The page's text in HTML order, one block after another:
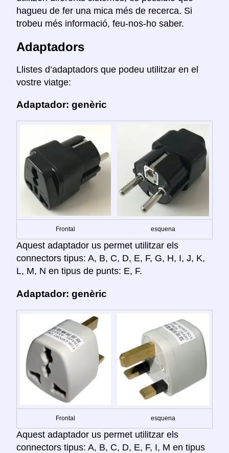
hagueu de fer una mica més de recerca. Si
trobeu més informació, feu-nos-ho saber.
Adaptadors
Llistes d’adaptadors que podeu utilitzar en el
vostre viatge:
Adaptador: genèric
Frontal esquena
Aquest adaptador us permet utilitzar els
connectors tipus: A, B, C, D, E, F, G, H, I, J, K,
L, M, N en tipus de punts: E, F.
Adaptador: genèric
Frontal esquena
Aquest adaptador us permet utilitzar els
connectors tipus: A, B, C, D, E, F, I, M en tipus